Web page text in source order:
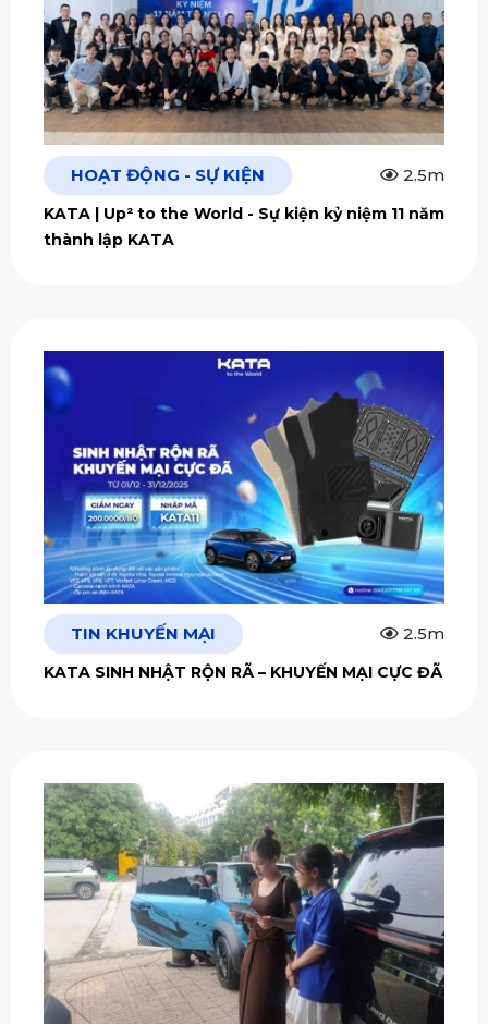
HOẠT ĐỘNG - SỰ KIỆN 2.5m
KATA | Up² to the World - Sự kiện kỷ niệm 11 năm
thành lập KATA
TIN KHUYẾN MẠI 2.5m
KATA SINH NHẬT RỘN RÃ – KHUYẾN MẠI CỰC ĐÃ